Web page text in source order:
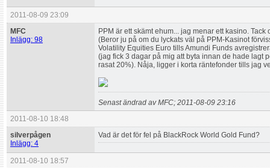
2011-08-09 23:09
MFC
Inlägg: 98
PPM är ett skämt ehum... jag menar ett kasino.
(Beror ju på om du lyckats väl på PPM-Kasinot
Volatility Equities Euro tills Amundi Funds
(jag fick 3 dagar på mig att byta innan de hade lagt
rasat 20%). Nåja, ligger i korta räntefonder tills jag
Senast ändrad av MFC; 2011-08-09 23:16
2011-08-10 18:48
silverpågen
Inlägg: 4
Vad är det för fel på BlackRock World Gold Fund?
2011-08-10 18:57